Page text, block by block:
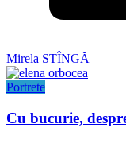
Mirela STÎNGĂ
Portrete
Cu bucurie,